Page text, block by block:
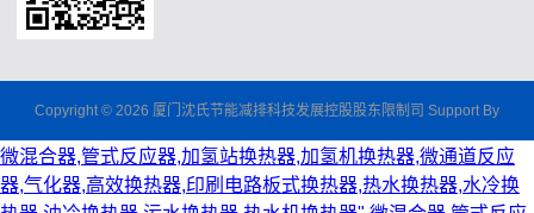
Copyright © 2026 厦门沈氏节能减排科技发展控股股东限制司 Support By
微混合器,管式反应器,加氢站换热器,加氢机换热器,微通道反应
器,气化器,高效换热器,印刷电路板式换热器,热水换热器,水冷换